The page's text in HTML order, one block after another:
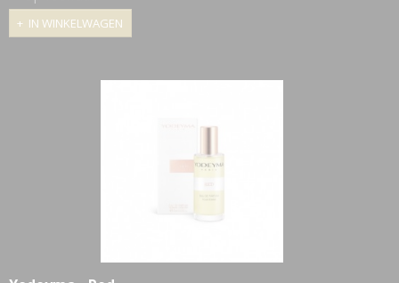
IN WINKELWAGEN